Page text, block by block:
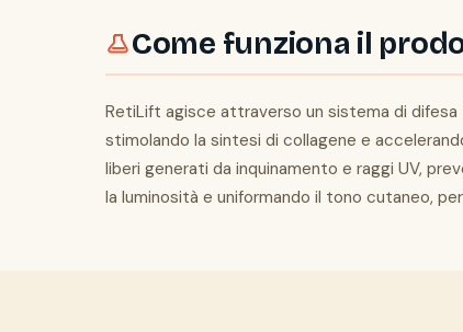
Come funziona il
RetiLift agisce attraverso un sistema di difesa
stimolando la sintesi di collagene e
liberi generati da inquinamento e raggi UV,
la luminosità e uniformando il tono cutaneo,